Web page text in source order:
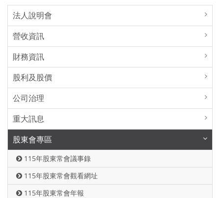
法人說明會
營收資訊
財務資訊
股利及股價
公司治理
重大訊息
股東會專區
115年股東常會議事錄
115年股東常會觀看網址
115年股東常會年報